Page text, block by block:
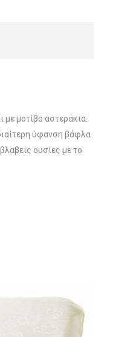
μοτίβο αστεράκια.
ύφανση βάφλα
ουσίες με το